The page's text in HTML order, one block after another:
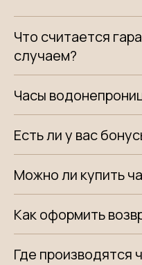
Что считается
случаем?
Часы
Есть ли у вас
Можно ли купить
Как оформить
Где производятся